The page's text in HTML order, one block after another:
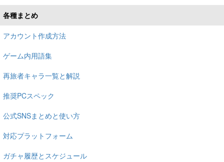
各種まとめ
アカウント作成方法
ゲーム内用語集
再旅者キャラ一覧と解説
推奨PCスペック
公式SNSまとめと使い方
対応プラットフォーム
ガチャ履歴とスケジュール